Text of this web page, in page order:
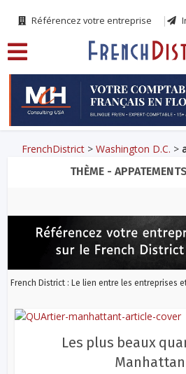
Référencez votre entreprise
FrenchDistrict >Washington D.C. >
THÈME -
French District : Le lien entre les entreprises
Les plus beaux
Manhattan